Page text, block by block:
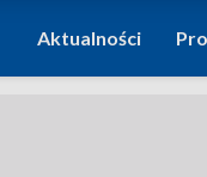
Aktualności